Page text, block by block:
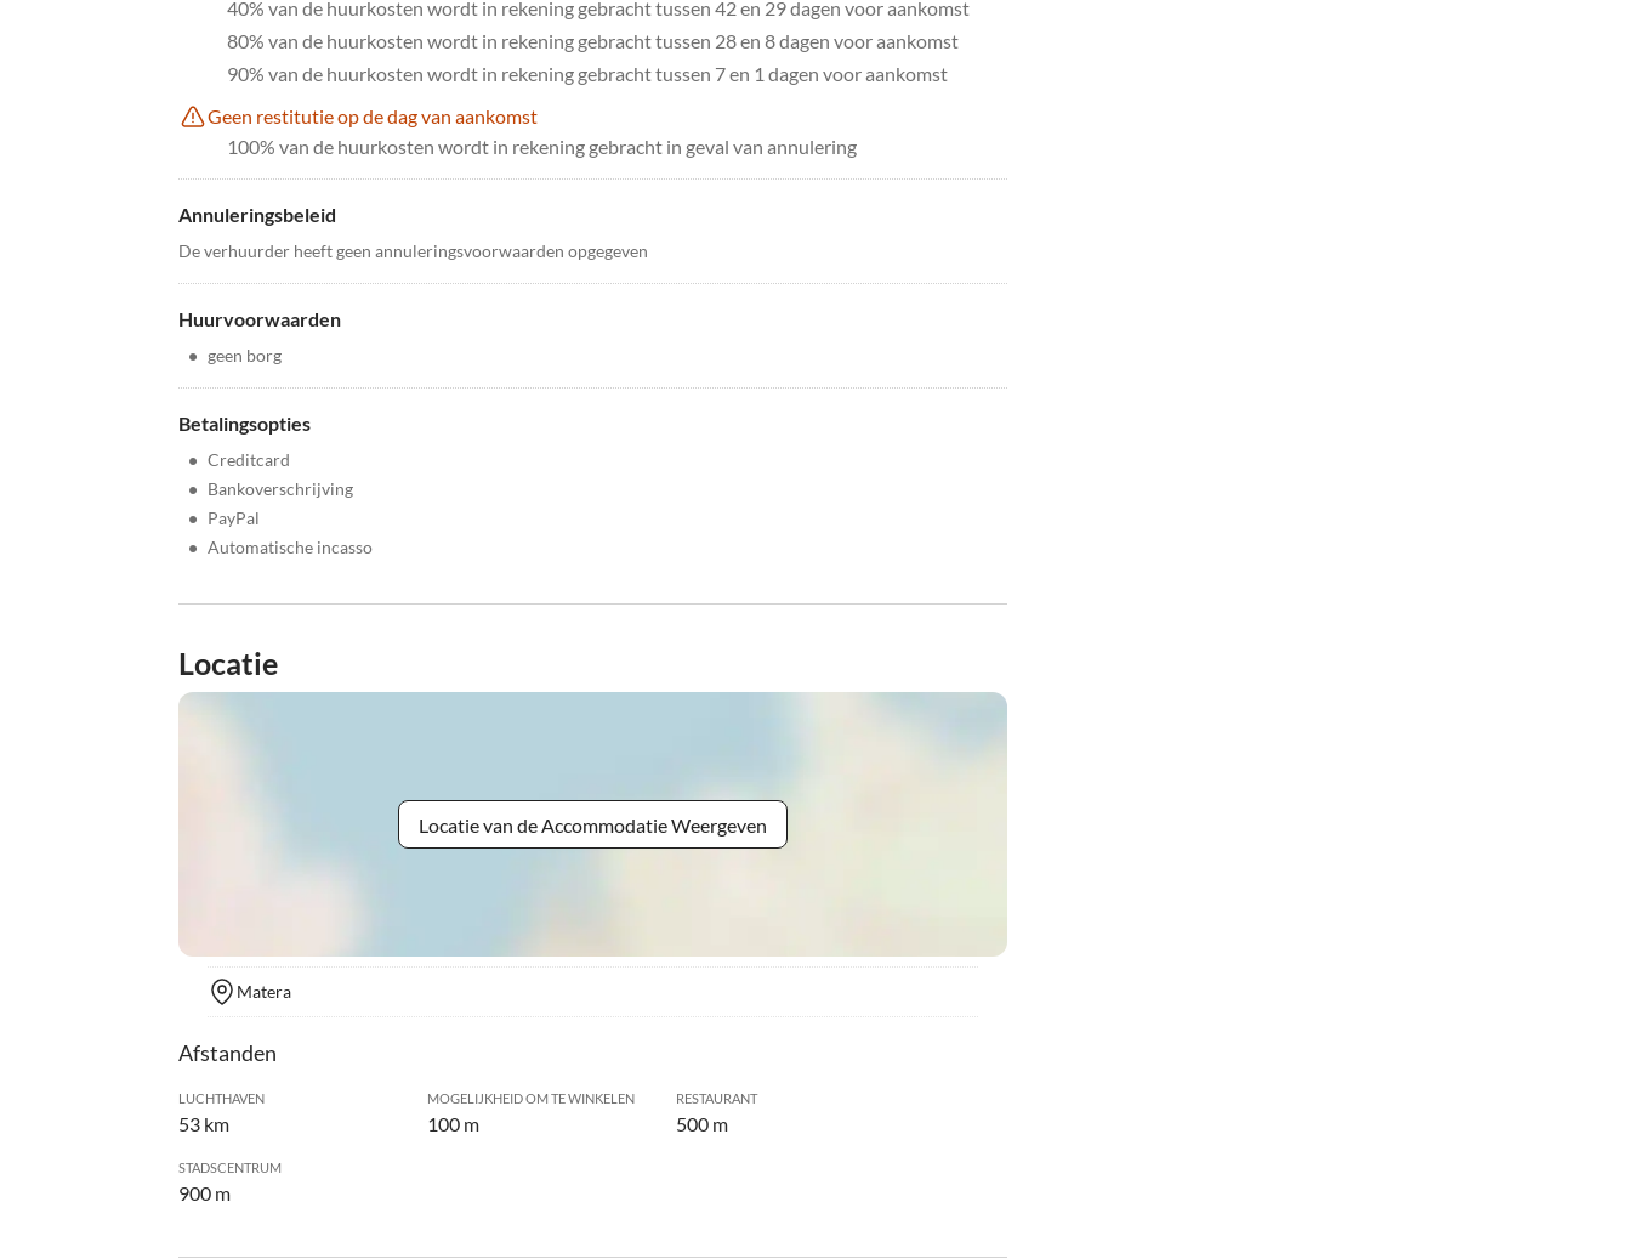
40% van de huurkosten wordt in rekening gebracht tussen 42 en 29 dagen voor aankomst
80% van de huurkosten wordt in rekening gebracht tussen 28 en 8 dagen voor aankomst
90% van de huurkosten wordt in rekening gebracht tussen 7 en 1 dagen voor aankomst
Geen restitutie op de dag van aankomst
100% van de huurkosten wordt in rekening gebracht in geval van annulering
Annuleringsbeleid
De verhuurder heeft geen annuleringsvoorwaarden opgegeven
Huurvoorwaarden
• geen borg
Betalingsopties
• Creditcard
• Bankoverschrijving
• PayPal
• Automatische incasso
Locatie
Locatie van de Accommodatie Weergeven
Matera
Afstanden
LUCHTHAVEN
53 km
MOGELIJKHEID OM TE WINKELEN
100 m
RESTAURANT
500 m
STADSCENTRUM
900 m